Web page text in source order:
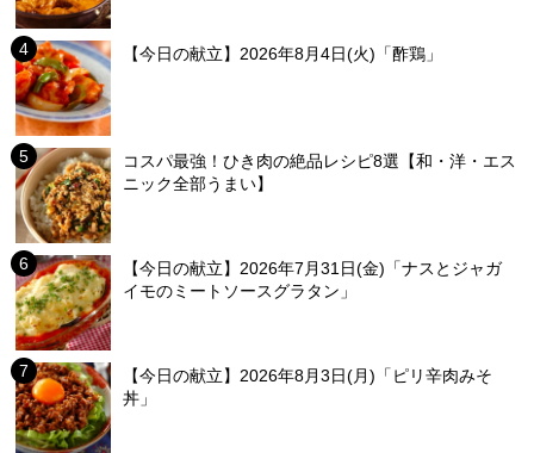
【今日の献立】2026年8月4日(火)「酢鶏」
コスパ最強！ひき肉の絶品レシピ8選【和・洋・エス
ニック全部うまい】
【今日の献立】2026年7月31日(金)「ナスとジャガ
イモのミートソースグラタン」
【今日の献立】2026年8月3日(月)「ピリ辛肉みそ
丼」